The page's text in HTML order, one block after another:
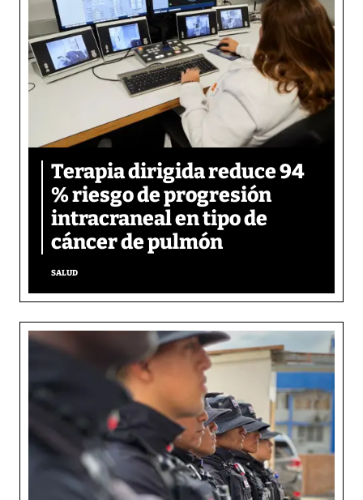
Terapia dirigida reduce 94
% riesgo de progresión
intracraneal en tipo de
cáncer de pulmón
SALUD